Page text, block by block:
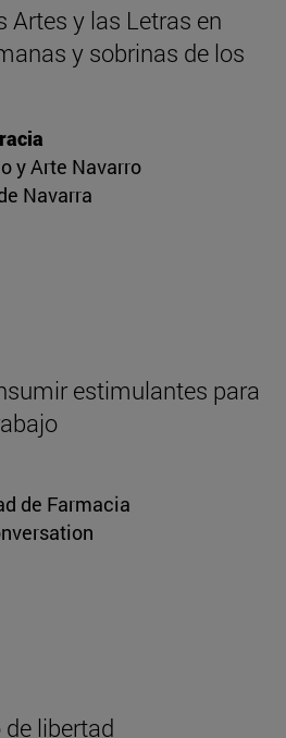
Artes y las Letras en
y sobrinas de los
y Arte Navarro
Navarra
estimulantes para
de Farmacia
libertad